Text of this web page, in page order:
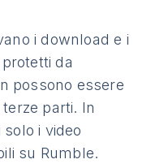
i download e i
da
possono essere
parti. In
i video
su Rumble.